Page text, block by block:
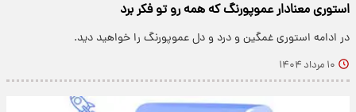
استوری معنادار عموپورنگ که همه رو تو فکر برد
در ادامه استوری غمگین و درد و دل عموپورنگ را خواهید دید.
۱۰ مرداد ۱۴۰۴